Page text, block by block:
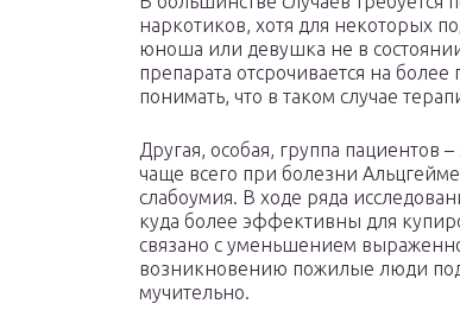
наркотиков, хотя для некоторых
юноша или девушка не в
препарата отсрочивается на
понимать, что в таком случае
Другая, особая, группа
чаще всего при болезни
слабоумия. В ходе ряда
куда более эффективны для
связано с уменьшением
возникновению пожилые люди
мучительно.